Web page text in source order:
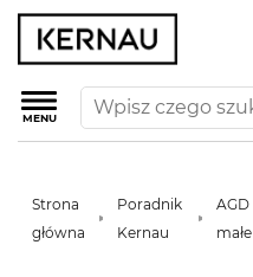
MENU
Strona
główna
Poradnik
Kernau
AGD
małe